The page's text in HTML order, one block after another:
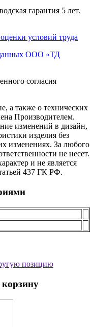
гарантия 5 лет.
условий труда
данных ООО «ТД
согласия
а также о технических
Производителем.
изменений в дизайн,
изделия без
изменениях. За любого
не несет.
и не является
437 ГК РФ.
позицию